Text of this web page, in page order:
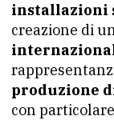
installazioni
creazione di
produzione
con